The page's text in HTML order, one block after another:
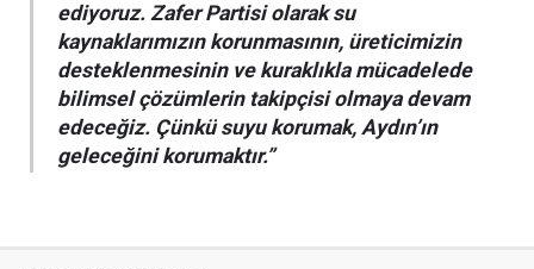
ediyoruz. Zafer Partisi olarak su
kaynaklarımızın korunmasının, üreticimizin
desteklenmesinin ve kuraklıkla mücadelede
bilimsel çözümlerin takipçisi olmaya devam
edeceğiz. Çünkü suyu korumak, Aydın’ın
geleceğini korumaktır.”